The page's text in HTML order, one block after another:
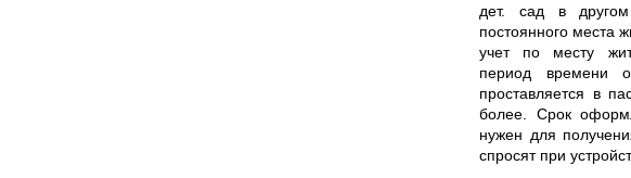
дет. сад в
постоянного места
учет по месту
период времени
проставляется в
более. Срок
нужен для
спросят при